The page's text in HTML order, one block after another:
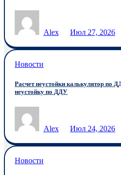
Alex Июл 27, 2026
Новости
Расчет неустойки калькулятор по
неустойку по ДДУ
Alex Июл 24, 2026
Новости